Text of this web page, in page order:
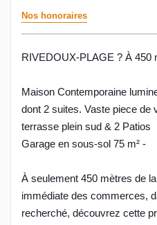
Nos honoraires
RIVEDOUX-PLAGE ? À 450
Maison Contemporaine
dont 2 suites. Vaste piece de
terrasse plein sud & 2 Patios
Garage en sous-sol 75 m² -
À seulement 450 mètres de
immédiate des commerces,
recherché, découvrez cette